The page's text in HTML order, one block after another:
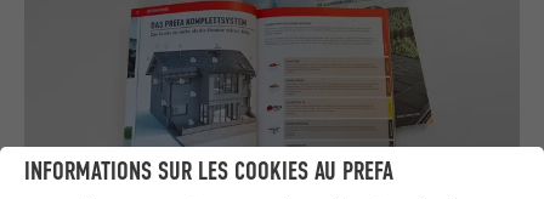
INFORMATIONS SUR LES COOKIES AU PREFA